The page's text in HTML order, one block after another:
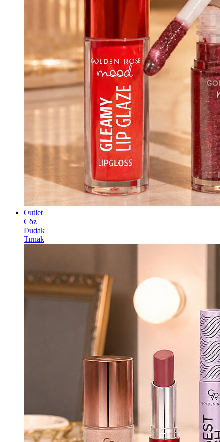
Outlet
Göz
Dudak
Tırnak